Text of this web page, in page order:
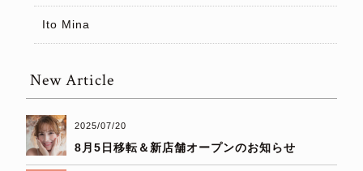
Ito Mina
New Article
2025/07/20
8月5日移転＆新店舗オープンのお知らせ